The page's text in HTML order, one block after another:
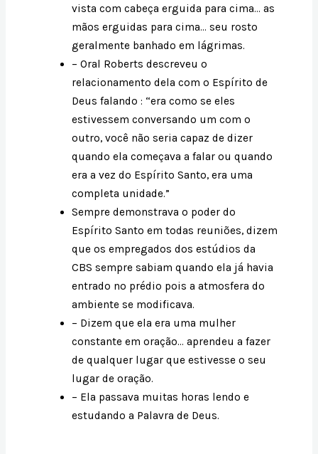
vista com cabeça erguida para cima… as
mãos erguidas para cima… seu rosto
geralmente banhado em lágrimas.
– Oral Roberts descreveu o
relacionamento dela com o Espírito de
Deus falando : “era como se eles
estivessem conversando um com o
outro, você não seria capaz de dizer
quando ela começava a falar ou quando
era a vez do Espírito Santo, era uma
completa unidade.”
Sempre demonstrava o poder do
Espírito Santo em todas reuniões, dizem
que os empregados dos estúdios da
CBS sempre sabiam quando ela já havia
entrado no prédio pois a atmosfera do
ambiente se modificava.
– Dizem que ela era uma mulher
constante em oração… aprendeu a fazer
de qualquer lugar que estivesse o seu
lugar de oração.
– Ela passava muitas horas lendo e
estudando a Palavra de Deus.